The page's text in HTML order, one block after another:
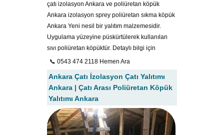
çatı izolasyon Ankara ve poliüretan köpük
Ankara izolasyon sprey poliüretan sıkma köpük
Ankara Yeni nesil bir yalıtım malzemesidir.
Uygulama yüzeyine püskürtülerek kullanılan
sıvı poliüretan köpüktür. Detaylı bilgi için
📞 0543 474 2118 Hemen Ara
Ankara Çatı İzolasyon Çatı Yalıtımı
Ankara | Çatı Arası Poliüretan Köpük
Yalıtımı Ankara